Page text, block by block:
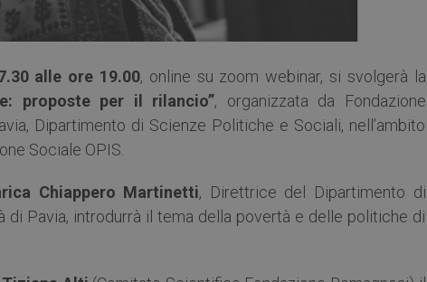
alle ore 19.00, online su zoom webinar, si svolgerà la
proposte per il rilancio”, organizzata da Fondazione
Dipartimento di Scienze Politiche e Sociali, nell’ambito
Sociale OPIS.
Chiappero Martinetti, Direttrice del Dipartimento di
di Pavia, introdurrà il tema della povertà e delle politiche di